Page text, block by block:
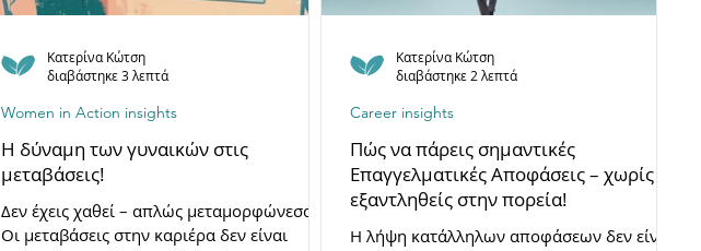
Η δύναμη των γυναικών στις
μεταβάσεις!
Δεν έχεις χαθεί – απλώς μεταμορφώνεσαι.
Οι μεταβάσεις στην καριέρα δεν είναι
Women in Action insights
Κατερίνα Κώτση
διαβάστηκε 3 λεπτά
Πώς να πάρεις σημαντικές
Επαγγελματικές Αποφάσεις – χωρίς να
εξαντληθείς στην πορεία!
Η λήψη κατάλληλων αποφάσεων δεν είναι
Career insights
Κατερίνα Κώτση
διαβάστηκε 2 λεπτά